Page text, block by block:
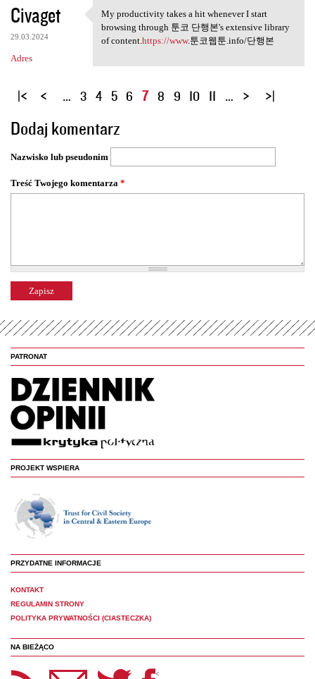
Civaget
29.03.2024
Adres
My productivity takes a hit
My productivity takes a hit whenever I start
browsing through 툰코 단행본's extensive library
of content. https://www.툰코웹툰.info/단행본
S
r
o
y
… 3 4 5 6 7 8 9 10 11 …
Dodaj komentarz
Nazwisko lub pseudonim
Treść Twojego komentarza *
PATRONAT
PROJEKT WSPIERA
PRZYDATNE INFORMACJE
KONTAKT
REGULAMIN STRONY
POLITYKA PRYWATNOŚCI (CIASTECZKA)
NA BIEŻĄCO
Panoptyka Facebook <